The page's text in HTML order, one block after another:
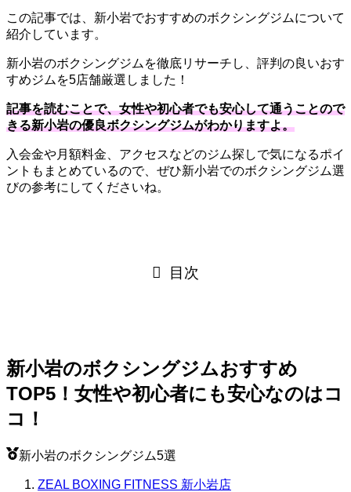
この記事では、新小岩でおすすめのボクシングジムについて
紹介しています。
新小岩のボクシングジムを徹底リサーチし、評判の良いおす
すめジムを5店舗厳選しました！
記事を読むことで、女性や初心者でも安心して通うことので
きる新小岩の優良ボクシングジムがわかりますよ。
入会金や月額料金、アクセスなどのジム探しで気になるポイ
ントもまとめているので、ぜひ新小岩でのボクシングジム選
びの参考にしてくださいね。
目次
新小岩のボクシングジムおすすめ
TOP5！女性や初心者にも安心なのはコ
コ！
新小岩のボクシングジム5選
ZEAL BOXING FITNESS 新小岩店